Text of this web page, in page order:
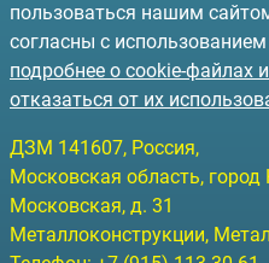
пользоваться нашим
согласны с
подробнее о cookie-файлах
отказаться от их
ДЗМ 141607, Россия,
Московская область, город
Московская, д. 31
Металлоконструкции,